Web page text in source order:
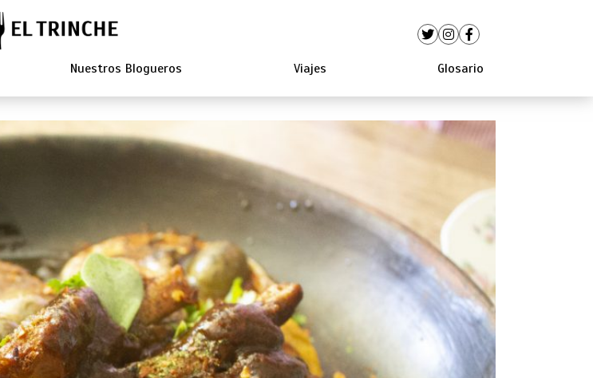
Nuestros Blogueros Viajes Glosario